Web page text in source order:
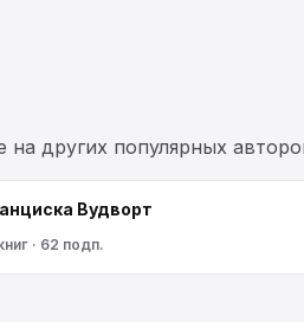
других популярных
Вудворт
· 62 подп.